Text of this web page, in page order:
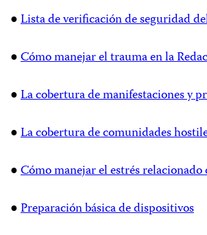
●Lista de verificación de seguridad
●Cómo manejar el trauma en la
●La cobertura de manifestaciones y
●La cobertura de comunidades
●Cómo manejar el estrés
●Preparación básica de dispositivos